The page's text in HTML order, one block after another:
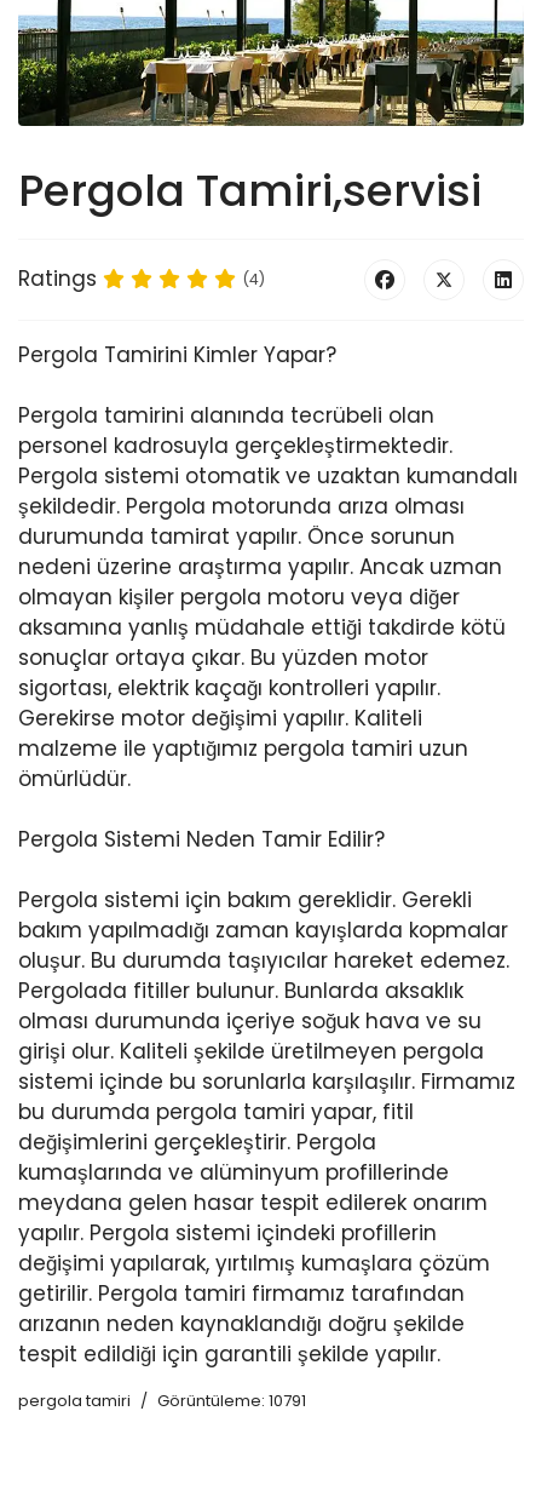
Pergola Tamiri,servisi
Ratings (4)
Pergola Tamirini Kimler Yapar?
Pergola tamirini alanında tecrübeli olan
personel kadrosuyla gerçekleştirmektedir.
Pergola sistemi otomatik ve uzaktan kumandalı
şekildedir. Pergola motorunda arıza olması
durumunda tamirat yapılır. Önce sorunun
nedeni üzerine araştırma yapılır. Ancak uzman
olmayan kişiler pergola motoru veya diğer
aksamına yanlış müdahale ettiği takdirde kötü
sonuçlar ortaya çıkar. Bu yüzden motor
sigortası, elektrik kaçağı kontrolleri yapılır.
Gerekirse motor değişimi yapılır. Kaliteli
malzeme ile yaptığımız pergola tamiri uzun
ömürlüdür.
Pergola Sistemi Neden Tamir Edilir?
Pergola sistemi için bakım gereklidir. Gerekli
bakım yapılmadığı zaman kayışlarda kopmalar
oluşur. Bu durumda taşıyıcılar hareket edemez.
Pergolada fitiller bulunur. Bunlarda aksaklık
olması durumunda içeriye soğuk hava ve su
girişi olur. Kaliteli şekilde üretilmeyen pergola
sistemi içinde bu sorunlarla karşılaşılır. Firmamız
bu durumda pergola tamiri yapar, fitil
değişimlerini gerçekleştirir. Pergola
kumaşlarında ve alüminyum profillerinde
meydana gelen hasar tespit edilerek onarım
yapılır. Pergola sistemi içindeki profillerin
değişimi yapılarak, yırtılmış kumaşlara çözüm
getirilir. Pergola tamiri firmamız tarafından
arızanın neden kaynaklandığı doğru şekilde
tespit edildiği için garantili şekilde yapılır.
pergola tamiri Görüntüleme: 10791